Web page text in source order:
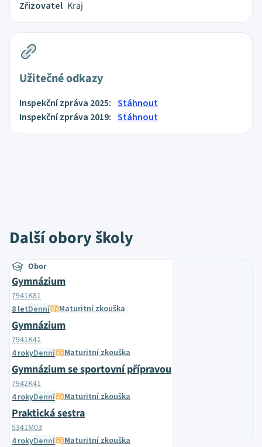
Zřizovatel Kraj
Užitečné odkazy
Inspekční zpráva 2025: Stáhnout
Inspekční zpráva 2019: Stáhnout
Další obory školy
Obor
Gymnázium
7941K81
8 letDenní Maturitní zkouška
Gymnázium
7941K41
4 rokyDenní Maturitní zkouška
Gymnázium se sportovní přípravou
7942K41
4 rokyDenní Maturitní zkouška
Praktická sestra
5341M03
4 rokyDenní Maturitní zkouška